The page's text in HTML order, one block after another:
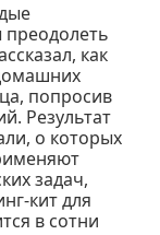
как
попросив
Результат
о которых
задач,
кит для
в сотни